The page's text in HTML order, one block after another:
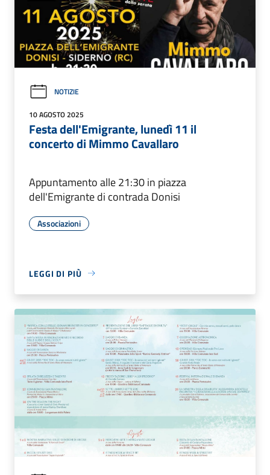
NOTIZIE
10 AGOSTO 2025
Festa dell'Emigrante, lunedì 11 il
concerto di Mimmo Cavallaro
Appuntamento alle 21:30 in piazza
dell'Emigrante di contrada Donisi
Associazioni
LEGGI DI PIÙ